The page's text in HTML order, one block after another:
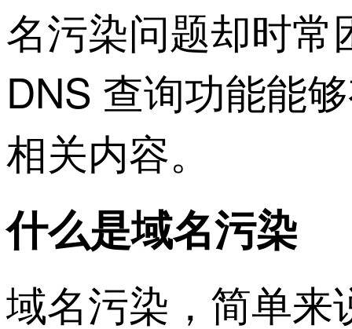
名污染问题却时
DNS 查询功能能
相关内容。
什么是域名污染
域名污染，简单来